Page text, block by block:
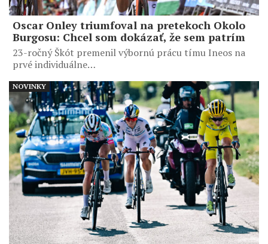
Oscar Onley triumfoval na pretekoch Okolo
Burgosu: Chcel som dokázať, že sem patrím
23-ročný Škót premenil výbornú prácu tímu Ineos na
prvé individuálne…
NOVINKY